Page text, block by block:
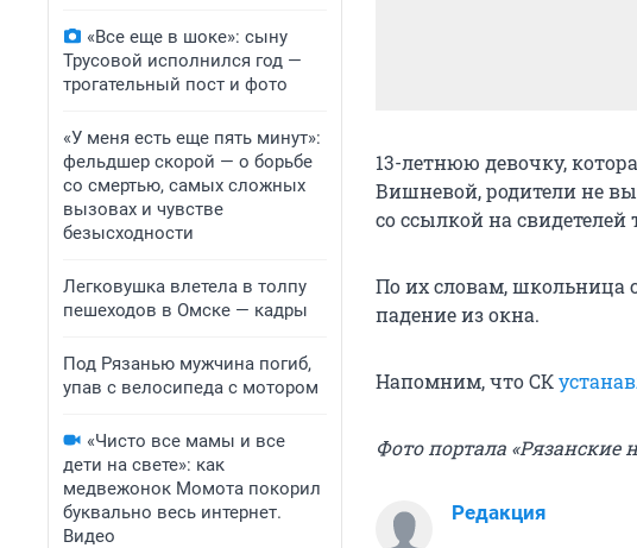
«Все еще в шоке»: сыну
Трусовой исполнился год —
трогательный пост и фото
«У меня есть еще пять минут»:
фельдшер скорой — о борьбе
со смертью, самых сложных
вызовах и чувстве
безысходности
Легковушка влетела в толпу
пешеходов в Омске — кадры
Под Рязанью мужчина погиб,
упав с велосипеда с мотором
«Чисто все мамы и все
дети на свете»: как
медвежонок Момота покорил
буквально весь интернет.
Видео
13-летнюю девочку,
Вишневой, родители не
со ссылкой на свидетелей
По их словам, школьница
падение из окна.
Напомним, что СК
Фото портала «Рязанские
Редакция